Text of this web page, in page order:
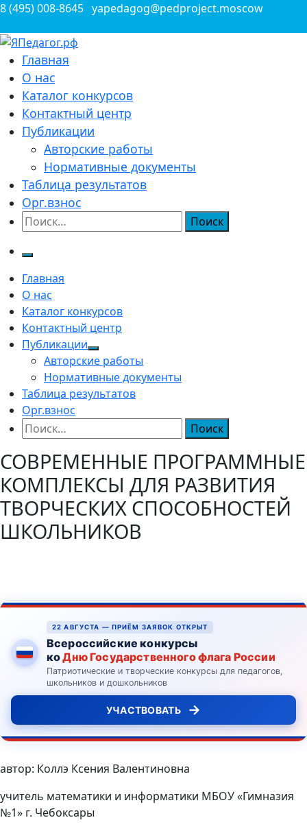
Перейти
содержимому
8 (495) 008-8645 yapedagog@pedproject.moscow
ЯПедагог.рф
Всероссийские конкурсы для педагогов
Главная
О нас
Каталог конкурсов
Контактный центр
Публикации
Авторские работы
Нормативные документы
Таблица результатов
Орг.взнос
Найти:
Главная
О нас
Каталог конкурсов
Контактный центр
Публикации
Авторские работы
Нормативные документы
Таблица результатов
Орг.взнос
Найти:
СОВРЕМЕННЫЕ ПРОГРАММНЫЕ
КОМПЛЕКСЫ ДЛЯ РАЗВИТИЯ
ТВОРЧЕСКИХ СПОСОБНОСТЕЙ
ШКОЛЬНИКОВ
22 АВГУСТА — ПРИЁМ ЗАЯВОК ОТКРЫТ
Всероссийские конкурсы
коДню Государственного флага России
Патриотические и творческие конкурсы для педагогов,
школьников и дошкольников
УЧАСТВОВАТЬ →
автор: Коллэ Ксения Валентиновна
учитель математики и информатики МБОУ «Гимназия
№1» г. Чебоксары